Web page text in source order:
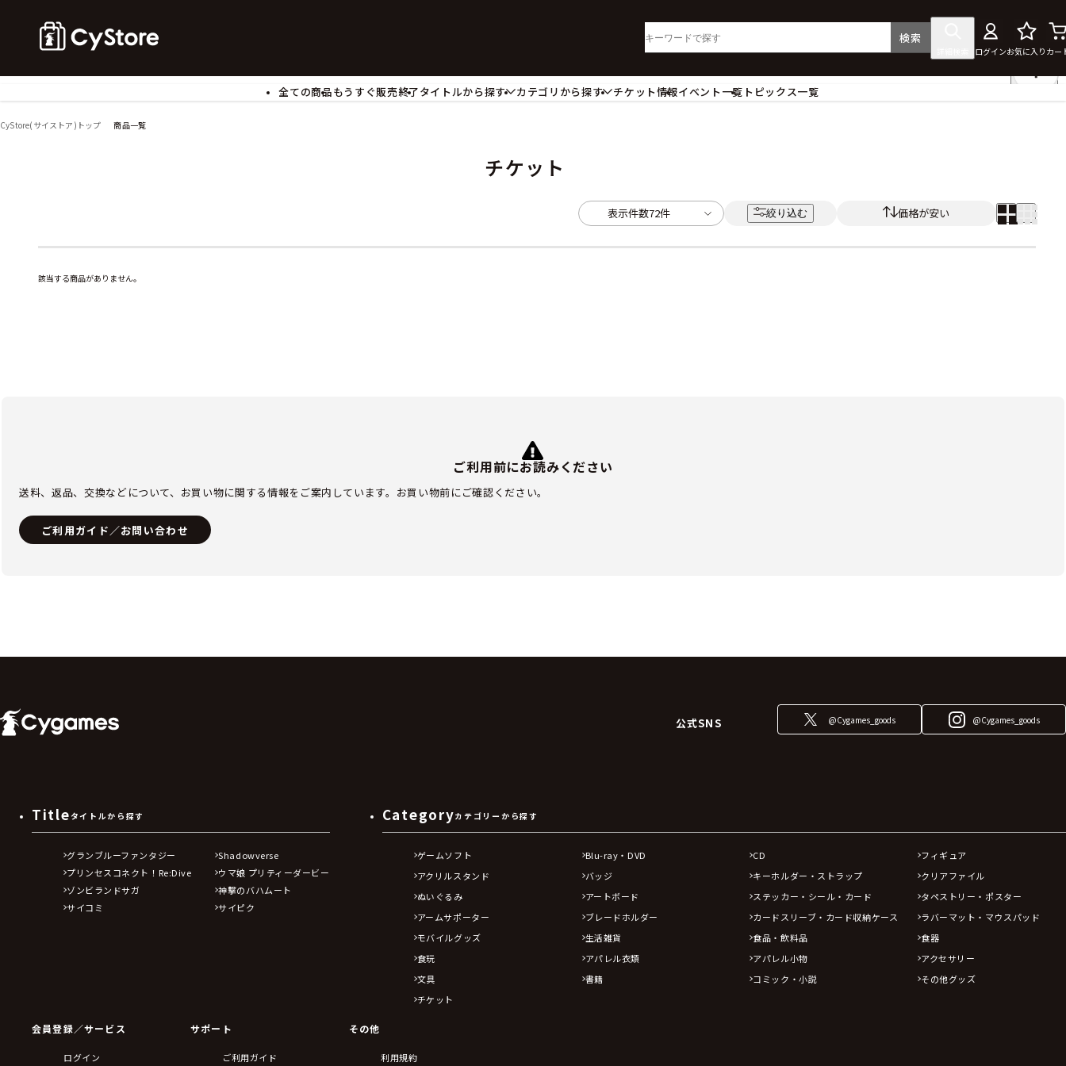
検索
ログインお気に入り カー
全ての商品もうすぐ販売終了タイトルから探す
カテゴリから探す
アクリルスタンド
カードスリーブ・カード収納ケース
アパレル小物
アクセサリー
チケット情報イベント一覧 トピックス一覧
CyStore(サイストア)トップ 商品一覧
チケット
表示件数72件 絞り込む 価格が安い
該当する商品がありません。
ご利用前にお読みください
送料、返品、交換などについて、お買い物に関する情報をご案内しています。お買い物前にご確認ください。
ご利用ガイド／お問い合わせ
公式SNS @Cygames_goods @Cygames_goods
Title タイトルから探す
グランブルーファンタジー
Shadowverse
プリンセスコネクト！Re:Dive
ウマ娘 プリティーダービー
ゾンビランドサガ
神撃のバハムート
サイコミ
サイピク
Categoryカテゴリーから探す
ゲームソフト Blu-ray・DVD CD
フィギュア
アクリルスタンド
バッジ キーホルダー・ストラップ
クリアファイル
ぬいぐるみ
アートボード ステッカー・シール・カード
タペストリー・ポスター
アームサポーター
ブレードホルダー カードスリーブ・カード収納ケース
ラバーマット・マウスパッド
モバイルグッズ
生活雑貨 食品・飲料品
食器
食玩
アパレル衣類 アパレル小物
アクセサリー
文具
書籍 コミック・小説
その他グッズ
チケット
会員登録／サービス
ログイン
サポート
ご利用ガイド
その他
利用規約